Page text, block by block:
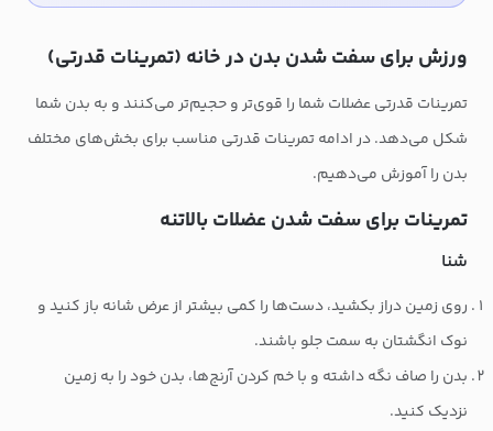
ورزش برای سفت شدن بدن در خانه (تمرینات قدرتی)
تمرینات قدرتی عضلات شما را قوی‌تر و حجیم‌تر می‌کنند و به بدن شما
شکل می‌دهد. در ادامه تمرینات قدرتی مناسب برای بخش‌های مختلف
بدن را آموزش می‌دهیم.
تمرینات برای سفت شدن عضلات بالاتنه
شنا
روی زمین دراز بکشید، دست‌ها را کمی بیشتر از عرض شانه باز کنید و
نوک انگشتان به سمت جلو باشند.
بدن را صاف نگه داشته و با خم کردن آرنج‌ها، بدن خود را به زمین
نزدیک کنید.